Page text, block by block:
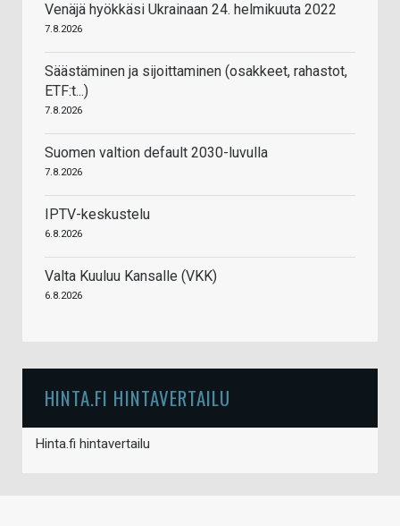
Venäjä hyökkäsi Ukrainaan 24. helmikuuta 2022
7.8.2026
Säästäminen ja sijoittaminen (osakkeet, rahastot,
ETF:t...)
7.8.2026
Suomen valtion default 2030-luvulla
7.8.2026
IPTV-keskustelu
6.8.2026
Valta Kuuluu Kansalle (VKK)
6.8.2026
HINTA.FI HINTAVERTAILU
Hinta.fi hintavertailu